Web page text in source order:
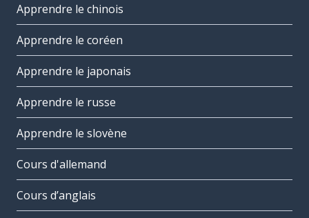
Apprendre le chinois
Apprendre le coréen
Apprendre le japonais
Apprendre le russe
Apprendre le slovène
Cours d'allemand
Cours d’anglais